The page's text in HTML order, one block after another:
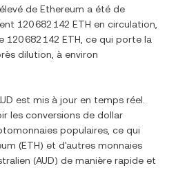
de Ethereum a été de
120 682 142 ETH en circulation,
120 682 142 ETH , ce qui porte la
dilution, à environ
est mis à jour en temps réel.
les conversions de dollar
populaires, ce qui
(ETH) et d'autres monnaies
(AUD) de manière rapide et